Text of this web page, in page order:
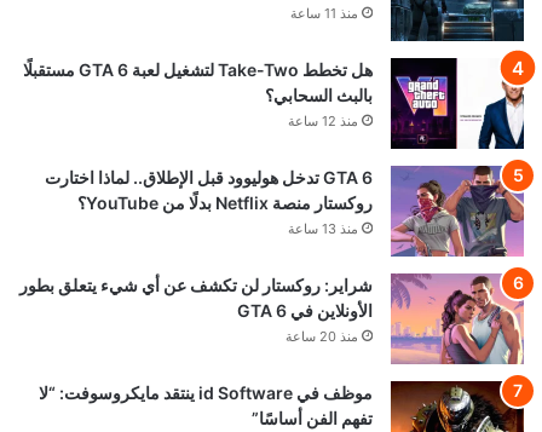
منذ 11 ساعة
هل تخطط Take-Two لتشغيل لعبة GTA 6 مستقبلًا
بالبث السحابي؟
منذ 12 ساعة
GTA 6 تدخل هوليوود قبل الإطلاق.. لماذا اختارت
روكستار منصة Netflix بدلًا من YouTube؟
منذ 13 ساعة
شراير: روكستار لن تكشف عن أي شيء يتعلق بطور
الأونلاين في GTA 6
منذ 20 ساعة
موظف في id Software ينتقد مايكروسوفت: “لا
تفهم الفن أساسًا”